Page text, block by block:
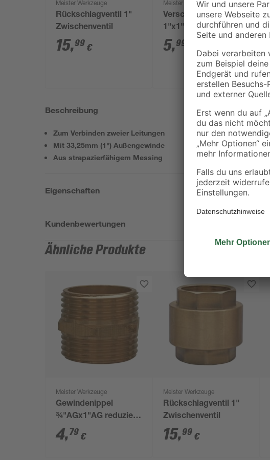
Meister Werkzeuge
Rückschlagventil 1"
Zwischenventil
15,99 €
Meister Werkzeuge
Verschraubung
1"x1"IG 2-teilig
5,99
Beschreibung
Zum Verbinden zweier Leitungen
Mit 33,25mm (1") Außengewinde
Aus strapazierfähigem Messing
Eigenschaften
Kundenbewertungen
Ähnliche Produkte
Meister Werkzeuge
Gewindenippel
¾"AGx1"AG reduziert
AG/AG
4,79 €
Meister Werkzeuge
Rückschlagventil 1"
Zwischenventil
15,99 €